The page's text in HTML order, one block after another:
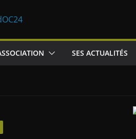
SES ACTUALITÉS